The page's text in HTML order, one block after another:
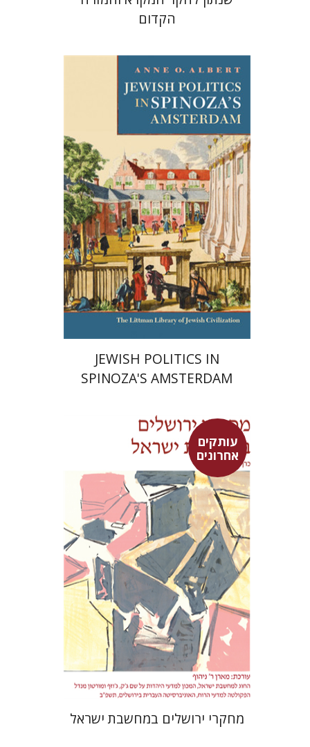
הקדום
אן א' אלברט
הנחת אתר ספר מודפס
$70
$63
JEWISH POLITICS IN
SPINOZA'S AMSTERDAM
עותקים
אחרונים
מארן ר' ניהוף
$35
מחקרי ירושלים במחשבת ישראל